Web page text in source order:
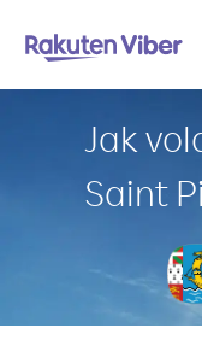
Jak
Saint